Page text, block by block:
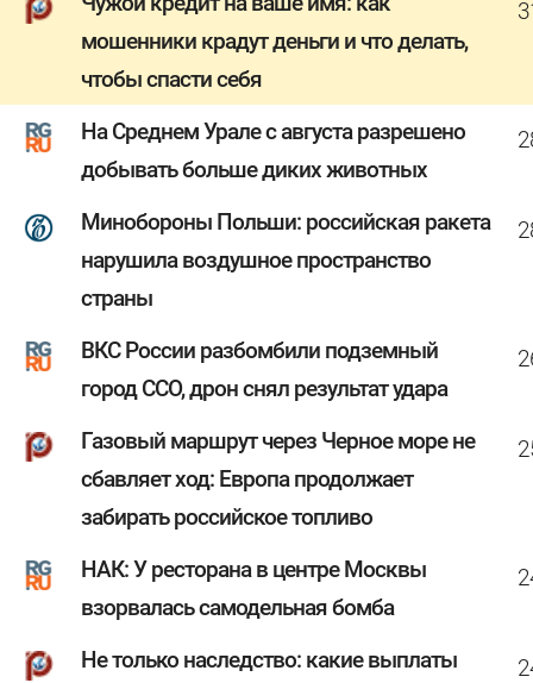
мошенники крадут деньги и что делать,
чтобы спасти себя
На Среднем Урале с августа разрешено
добывать больше диких животных
Минобороны Польши: российская ракета
нарушила воздушное пространство
страны
ВКС России разбомбили подземный
город ССО, дрон снял результат удара
Газовый маршрут через Черное море не
сбавляет ход: Европа продолжает
забирать российское топливо
НАК: У ресторана в центре Москвы
взорвалась самодельная бомба
Не только наследство: какие выплаты